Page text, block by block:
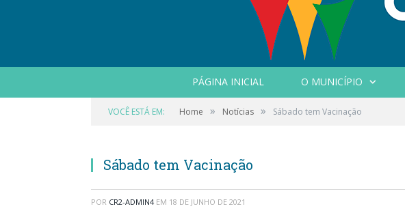
PÁGINA INICIAL O MUNICÍPIO
VOCÊ ESTÁ EM: Home » Notícias » Sábado tem Vacinação
Sábado tem Vacinação
POR CR2-ADMIN4 EM 18 DE JUNHO DE 2021